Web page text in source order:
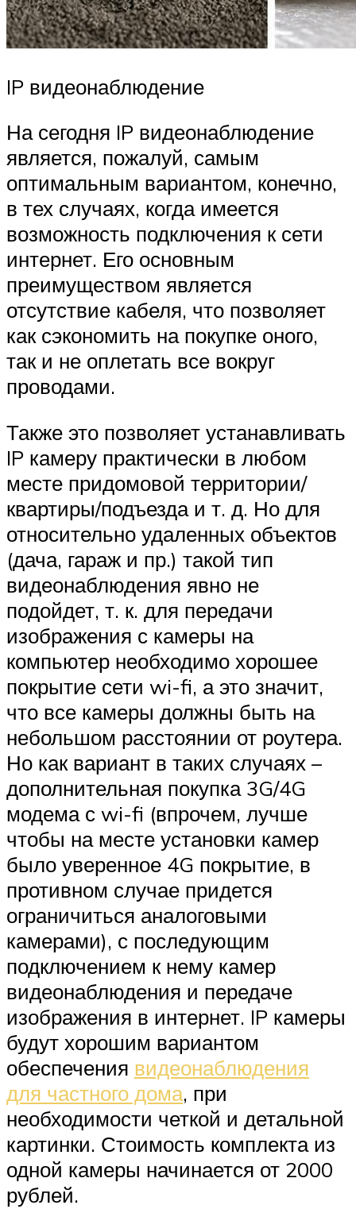
IP видеонаблюдение
На сегодня IP видеонаблюдение
является, пожалуй, самым
оптимальным вариантом, конечно,
в тех случаях, когда имеется
возможность подключения к сети
интернет. Его основным
преимуществом является
отсутствие кабеля, что позволяет
как сэкономить на покупке оного,
так и не оплетать все вокруг
проводами.
Также это позволяет устанавливать
IP камеру практически в любом
месте придомовой территории/
квартиры/подъезда и т. д. Но для
относительно удаленных объектов
(дача, гараж и пр.) такой тип
видеонаблюдения явно не
подойдет, т. к. для передачи
изображения с камеры на
компьютер необходимо хорошее
покрытие сети wi-fi, а это значит,
что все камеры должны быть на
небольшом расстоянии от роутера.
Но как вариант в таких случаях –
дополнительная покупка 3G/4G
модема с wi-fi (впрочем, лучше
чтобы на месте установки камер
было уверенное 4G покрытие, в
противном случае придется
ограничиться аналоговыми
камерами), с последующим
подключением к нему камер
видеонаблюдения и передаче
изображения в интернет. IP камеры
будут хорошим вариантом
обеспечения видеонаблюдения
для частного дома, при
необходимости четкой и детальной
картинки. Стоимость комплекта из
одной камеры начинается от 2000
рублей.